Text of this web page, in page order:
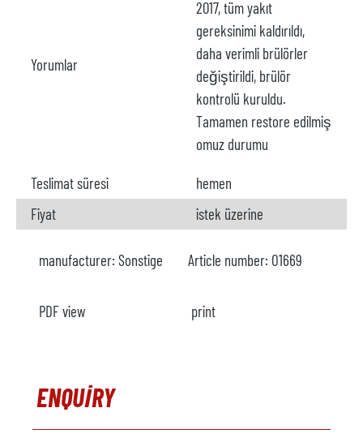
Yorumlar
2017, tüm yakıt
gereksinimi kaldırıldı,
daha verimli brülörler
değiştirildi, brülör
kontrolü kuruldu.
Tamamen restore edilmiş
omuz durumu
Teslimat süresi
hemen
Fiyat
istek üzerine
manufacturer: Sonstige Article number: O1669
PDF view print
ENQUIRY